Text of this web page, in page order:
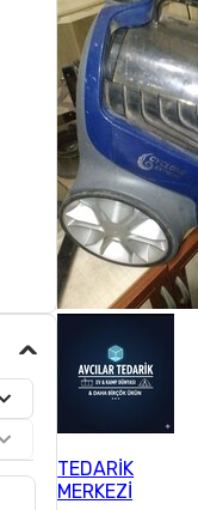
TEDARİK
MERKEZİ